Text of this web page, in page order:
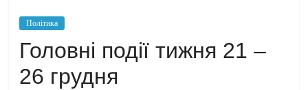
Політика
Головні події тижня 21 –
26 грудня